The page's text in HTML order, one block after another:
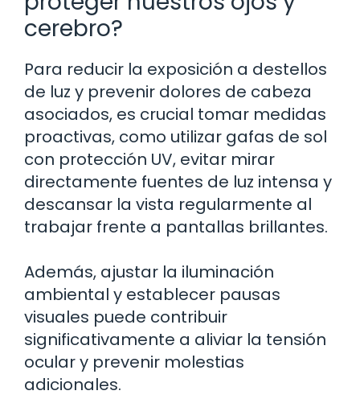
cerebro?
Para reducir la exposición a destellos
de luz y prevenir dolores de cabeza
asociados, es crucial tomar medidas
proactivas, como utilizar gafas de sol
con protección UV, evitar mirar
directamente fuentes de luz intensa y
descansar la vista regularmente al
trabajar frente a pantallas brillantes.
Además, ajustar la iluminación
ambiental y establecer pausas
visuales puede contribuir
significativamente a aliviar la tensión
ocular y prevenir molestias
adicionales.